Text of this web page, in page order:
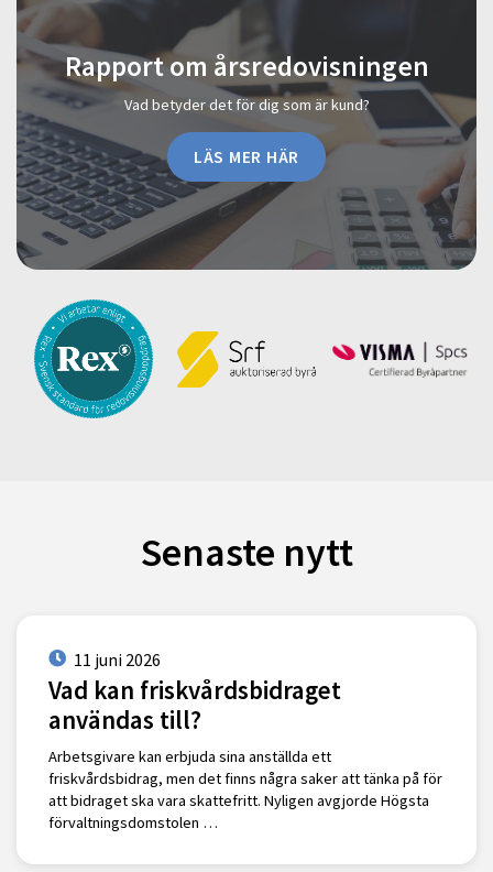
Rapport om årsredovisningen
Vad betyder det för dig som är kund?
LÄS MER HÄR
Senaste nytt
11 juni 2026
Vad kan friskvårdsbidraget
användas till?
Arbetsgivare kan erbjuda sina anställda ett
friskvårdsbidrag, men det finns några saker att tänka på för
att bidraget ska vara skattefritt. Nyligen avgjorde Högsta
förvaltningsdomstolen …